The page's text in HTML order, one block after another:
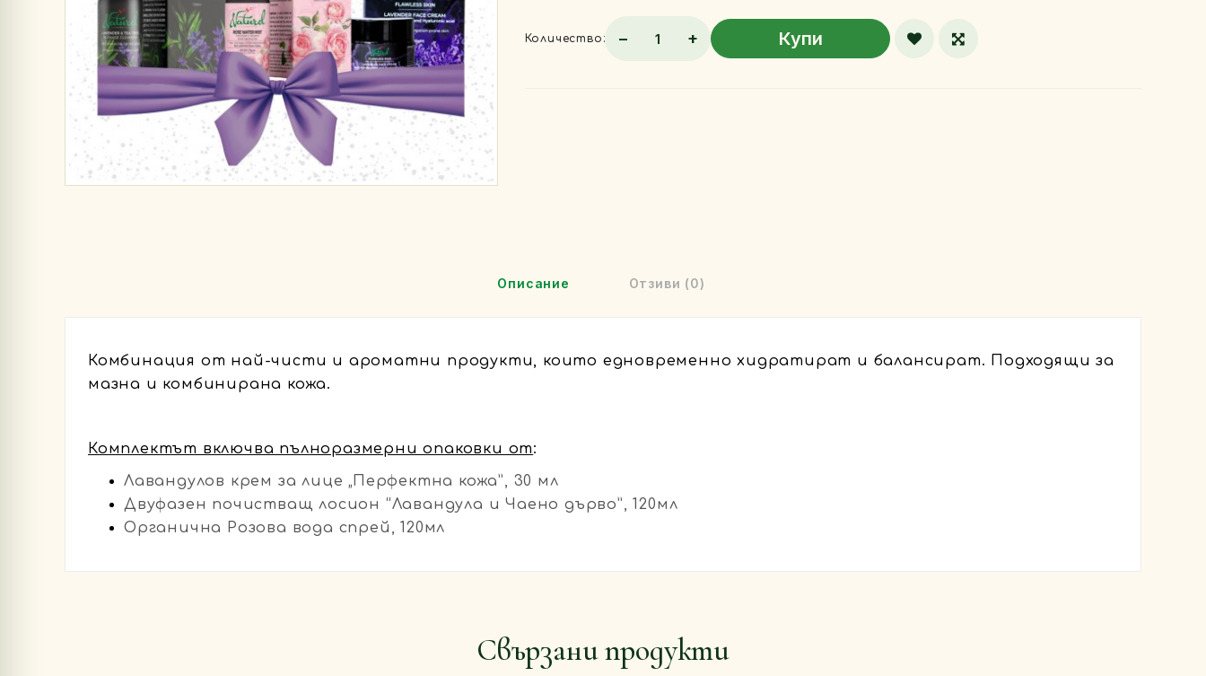
Количество: − + Купи
Описание Отзиви (0)
Комбинация от най-чисти и ароматни продукти, които едновременно хидратират и балансират. Подходящи за
мазна и комбинирана кожа.
Комплектът включва пълноразмерни опаковки от:
Лавандулов крем за лице „Перфектна кожа”, 30 мл
Двуфазен почистващ лосион “Лавандула и Чаено дърво”, 120мл
Органична Розова вода спрей, 120мл
Свързани продукти